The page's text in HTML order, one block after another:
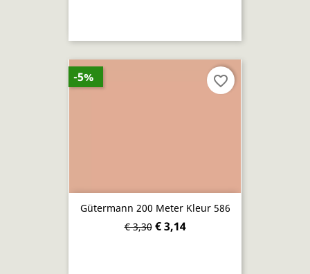
Gütermann 200 Meter Kleur 586
€ 3,30 € 3,14
-5% favorite_border